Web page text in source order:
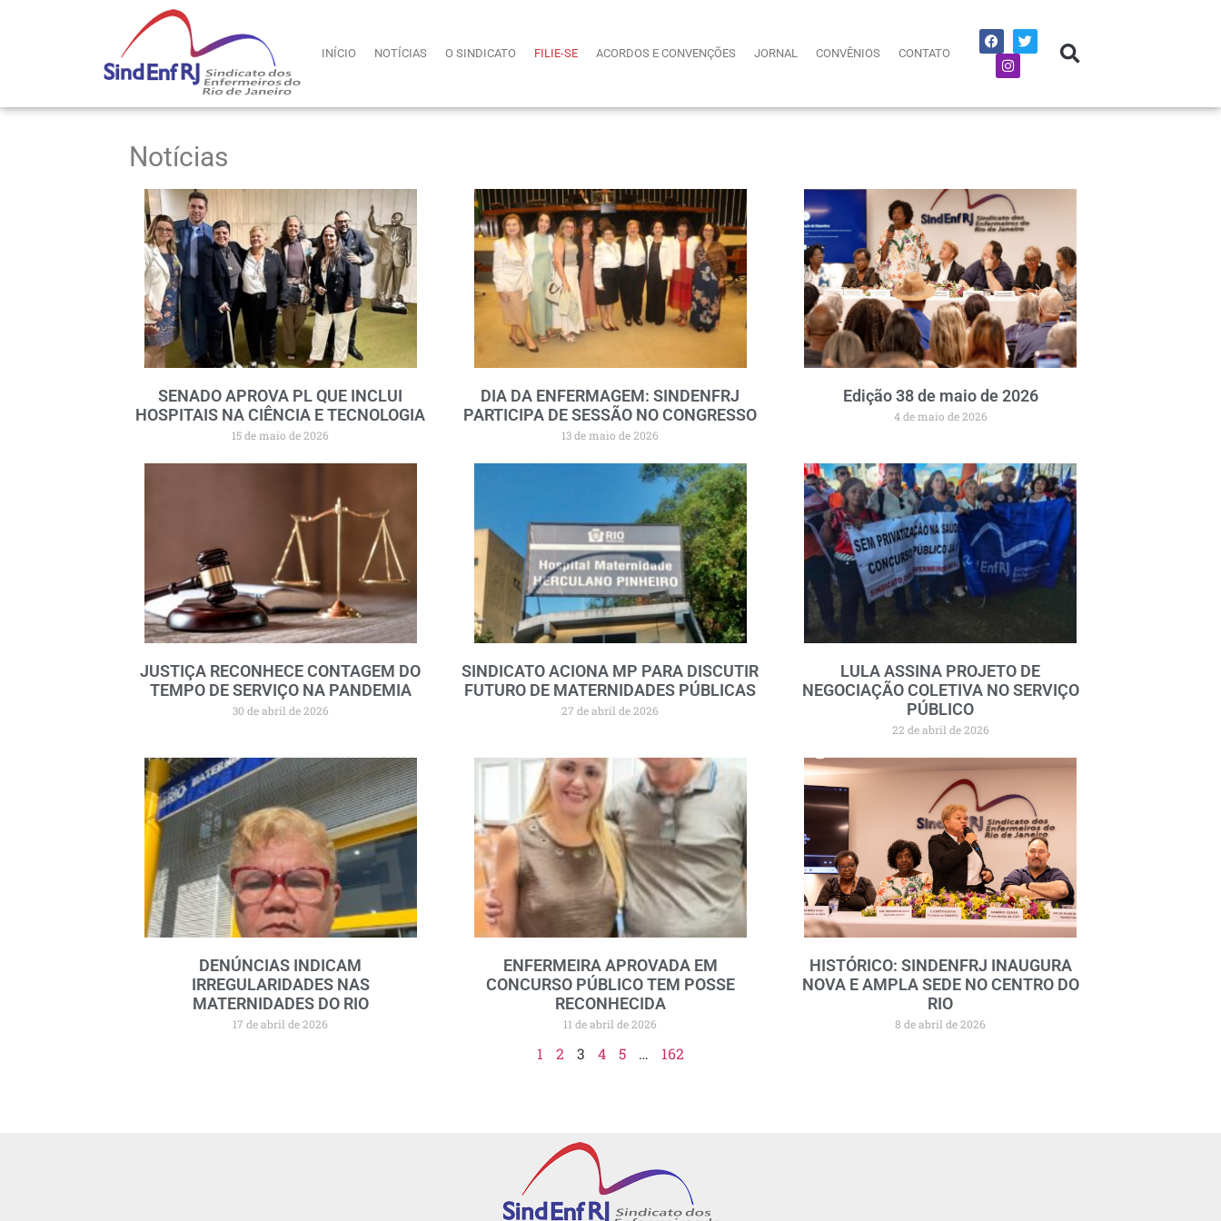
INÍCIO NOTÍCIAS O SINDICATO FILIE-SE ACORDOS E CONVENÇÕES JORNAL CONVÊNIOS CONTATO
Notícias
SENADO APROVA PL QUE INCLUI
HOSPITAIS NA CIÊNCIA E TECNOLOGIA
15 de maio de 2026
DIA DA ENFERMAGEM: SINDENFRJ
PARTICIPA DE SESSÃO NO CONGRESSO
13 de maio de 2026
Edição 38 de maio de 2026
4 de maio de 2026
JUSTIÇA RECONHECE CONTAGEM DO
TEMPO DE SERVIÇO NA PANDEMIA
30 de abril de 2026
SINDICATO ACIONA MP PARA DISCUTIR
FUTURO DE MATERNIDADES PÚBLICAS
27 de abril de 2026
LULA ASSINA PROJETO DE
NEGOCIAÇÃO COLETIVA NO SERVIÇO
PÚBLICO
22 de abril de 2026
DENÚNCIAS INDICAM
IRREGULARIDADES NAS
MATERNIDADES DO RIO
17 de abril de 2026
ENFERMEIRA APROVADA EM
CONCURSO PÚBLICO TEM POSSE
RECONHECIDA
11 de abril de 2026
HISTÓRICO: SINDENFRJ INAUGURA
NOVA E AMPLA SEDE NO CENTRO DO
RIO
8 de abril de 2026
1 2 3 4 5 … 162